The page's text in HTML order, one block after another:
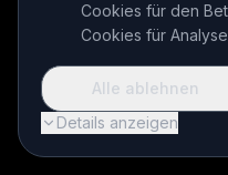
Cookies für den
Cookies für
Details anzeigen
Alle ablehnen